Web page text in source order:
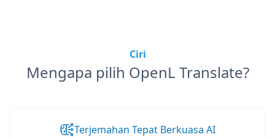
Ciri
Mengapa pilih OpenL Translate?
Terjemahan Tepat Berkuasa AI